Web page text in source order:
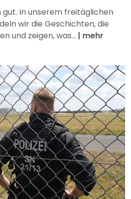
In unserem freitäglichen
wir die Geschichten, die
und zeigen, was... | mehr